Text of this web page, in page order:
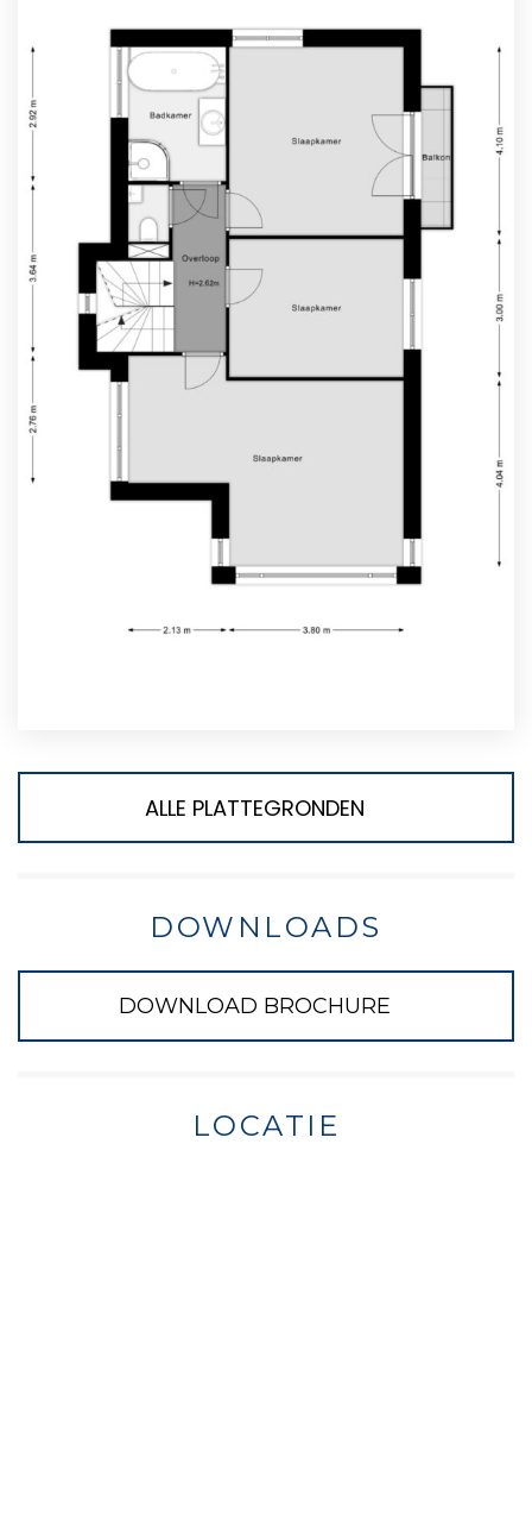
ALLE PLATTEGRONDEN
DOWNLOADS
DOWNLOAD BROCHURE
LOCATIE